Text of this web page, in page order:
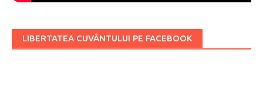
LIBERTATEA CUVÂNTULUI PE FACEBOOK